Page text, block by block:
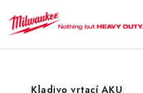
Kladivo vrtací AKU